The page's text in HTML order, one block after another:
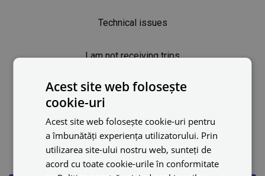
Technical issues
I am not receiving trips
Notification issues
Heatmaps
Updates of Drivers App
Acest site web folosește
cookie-uri
Acest site web folosește cookie-uri pentru
a îmbunătăți experiența utilizatorului. Prin
utilizarea site-ului nostru web, sunteți de
acord cu toate cookie-urile în conformitate